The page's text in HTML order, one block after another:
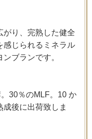
がり、完熟した健全
感じられるミネラル
ブランです。
30％のMLF。10 か
後に出荷致しま